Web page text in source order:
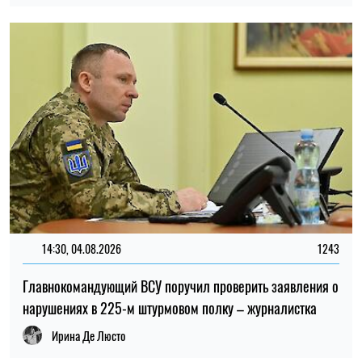
22:00, 23.07.2026 4549
Ученые нашли способ обнаруживать 90% случаев рака
поджелудочной железы на ранней стадии
Елена Расенко